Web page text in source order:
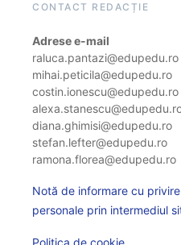
CONTACT REDACȚIE
Adrese e-mail
raluca.pantazi@edupedu.ro
mihai.peticila@edupedu.ro
costin.ionescu@edupedu.ro
diana.ghimisi@edupedu.ro
stefan.lefter@edupedu.ro
ramona.florea@edupedu.ro
Notă de informare cu
personale prin intermediul